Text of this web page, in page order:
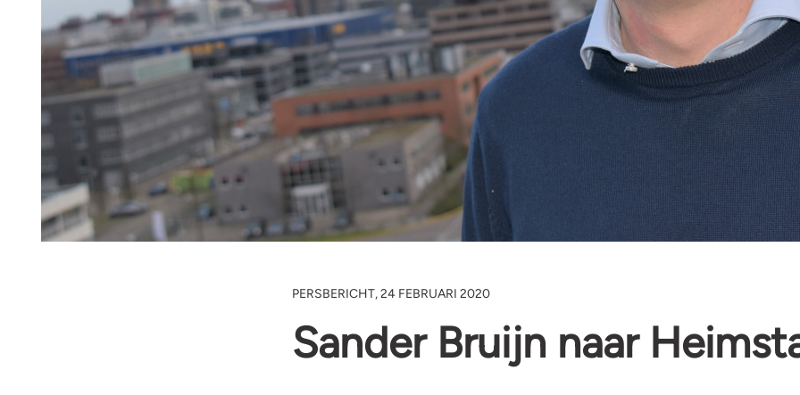
PERSBERICHT, 24 FEBRUARI 2020
Sander Bruijn naar